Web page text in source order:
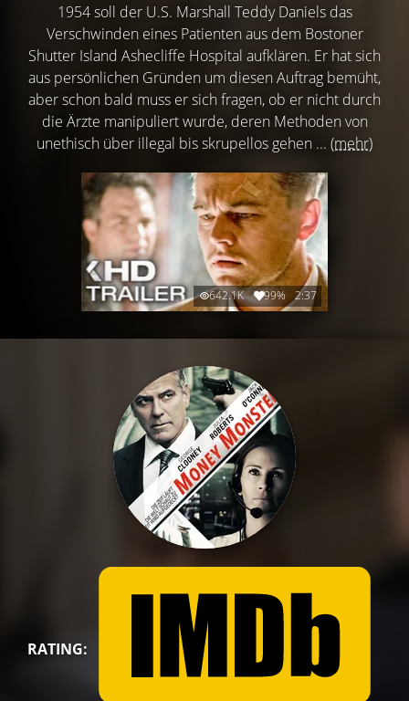
1954 soll der U.S. Marshall Teddy Daniels das
Verschwinden eines Patienten aus dem Bostoner
Shutter Island Ashecliffe Hospital aufklären. Er hat sich
aus persönlichen Gründen um diesen Auftrag bemüht,
aber schon bald muss er sich fragen, ob er nicht durch
die Ärzte manipuliert wurde, deren Methoden von
unethisch über illegal bis skrupellos gehen ... (mehr)
642.1K 99% 2:37
RATING: